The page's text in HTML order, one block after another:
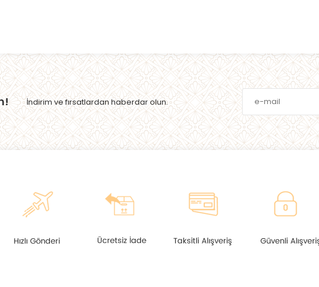
İndirim ve fırsatlardan haberdar olun.